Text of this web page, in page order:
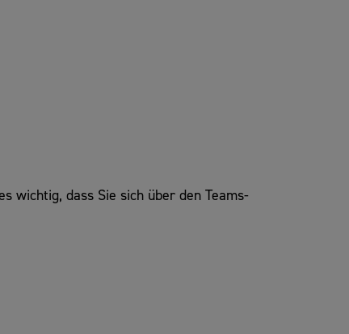
wichtig, dass Sie sich über den Teams-